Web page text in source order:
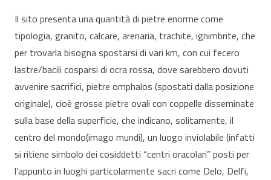
Il sito presenta una quantità di pietre enorme come
tipologia, granito, calcare, arenaria, trachite, ignimbrite, che
per trovarla bisogna spostarsi di vari km, con cui fecero
lastre/bacili cosparsi di ocra rossa, dove sarebbero dovuti
avvenire sacrifici, pietre omphalos (spostati dalla posizione
originale), cioè grosse pietre ovali con coppelle disseminate
sulla base della superficie, che indicano, solitamente, il
centro del mondo(imago mundi), un luogo inviolabile (infatti
si ritiene simbolo dei cosiddetti “centri oracolari” posti per
l’appunto in luoghi particolarmente sacri come Delo, Delfi,